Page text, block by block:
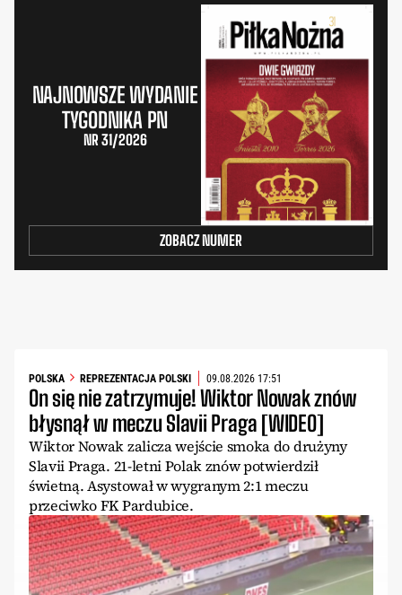
NAJNOWSZE WYDANIE
TYGODNIKA PN
NR 31/2026
ZOBACZ NUMER
POLSKA REPREZENTACJA POLSKI 09.08.2026 17:51
On się nie zatrzymuje! Wiktor Nowak znów
błysnął w meczu Slavii Praga [WIDEO]
Wiktor Nowak zalicza wejście smoka do drużyny
Slavii Praga. 21-letni Polak znów potwierdził
świetną. Asystował w wygranym 2:1 meczu
przeciwko FK Pardubice.